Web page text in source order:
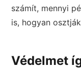
számít, mennyi
is, hogyan
Védelmet